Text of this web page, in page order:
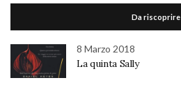
Da riscoprire
8 Marzo 2018
La quinta Sally